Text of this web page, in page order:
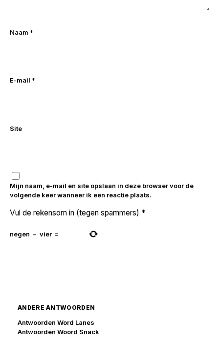
Naam *
E-mail *
Site
Mijn naam, e-mail en site opslaan in deze browser voor de
volgende keer wanneer ik een reactie plaats.
Vul de rekensom in (tegen spammers) *
negen − vier =
ANDERE ANTWOORDEN
Antwoorden Word Lanes
Antwoorden Woord Snack